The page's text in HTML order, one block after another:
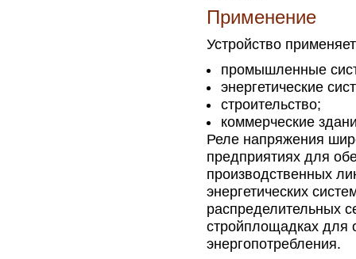
Применение
Устройство
промышленные
энергетические
строительство;
коммерческие
Реле напряжения
предприятиях для
производственных
энергетических
распределительных
стройплощадках для
энергопотребления.